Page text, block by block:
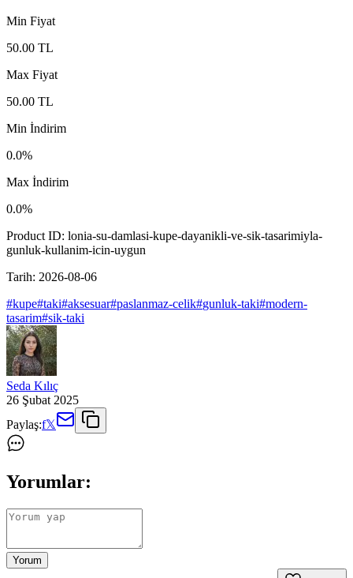
Min Fiyat
50.00 TL
Max Fiyat
50.00 TL
Min İndirim
0.0%
Max İndirim
0.0%
Product ID: lonia-su-damlasi-kupe-dayanikli-ve-sik-tasarimiyla-
gunluk-kullanim-icin-uygun
Tarih: 2026-08-06
#kupe#taki#aksesuar#paslanmaz-celik#gunluk-taki#modern-
tasarim#sik-taki
Seda Kılıç
26 Şubat 2025
Paylaş:f𝕏
Yorumlar:
Yorum